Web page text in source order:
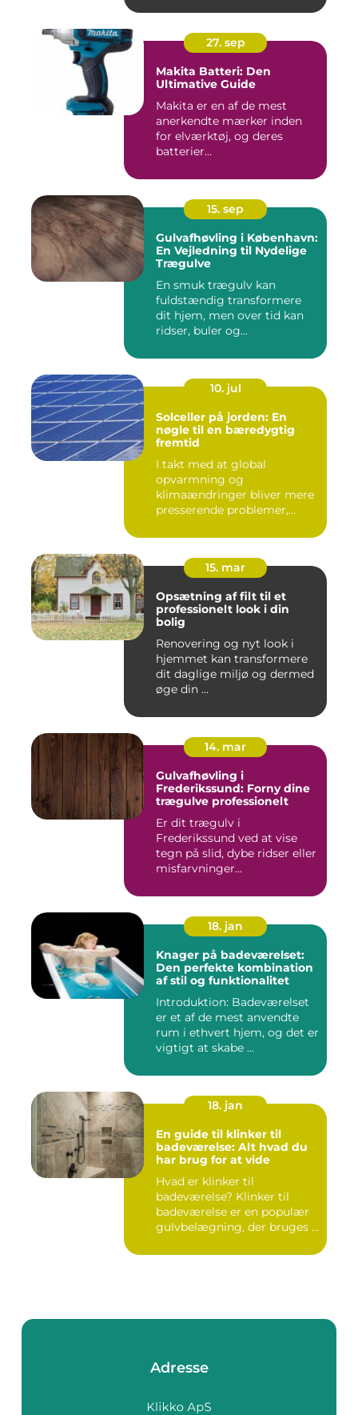
27. sep
Makita Batteri: Den
Ultimative Guide
Makita er en af de mest
anerkendte mærker inden
for elværktøj, og deres
batterier...
15. sep
Gulvafhøvling i København:
En Vejledning til Nydelige
Trægulve
En smuk trægulv kan
fuldstændig transformere
dit hjem, men over tid kan
ridser, buler og...
10. jul
Solceller på jorden: En
nøgle til en bæredygtig
fremtid
I takt med at global
opvarmning og
klimaændringer bliver mere
presserende problemer,
15. mar
Opsætning af filt til et
professionelt look i din
bolig
Renovering og nyt look i
hjemmet kan transformere
dit daglige miljø og dermed
øge din ...
14. mar
Gulvafhøvling i
Frederikssund: Forny dine
trægulve professionelt
Er dit trægulv i
Frederikssund ved at vise
tegn på slid, dybe ridser eller
misfarvninger...
18. jan
Knager på badeværelset:
Den perfekte kombination
af stil og funktionalitet
Introduktion: Badeværelset
er et af de mest anvendte
rum i ethvert hjem, og det er
vigtigt at skabe ...
18. jan
En guide til klinker til
badeværelse: Alt hvad du
har brug for at vide
Hvad er klinker til
badeværelse? Klinker til
badeværelse er en populær
gulvbelægning, der bruges i
Adresse